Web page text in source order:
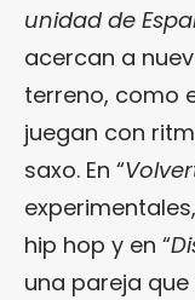
unidad de
acercan a
terreno, como
juegan con
saxo. En “
hip hop y en “
una pareja